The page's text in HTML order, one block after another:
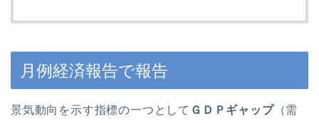
月例経済報告で報告
景気動向を示す指標の一つとして ＧＤＰギャップ（需